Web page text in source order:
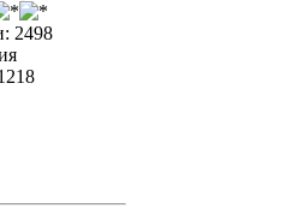
2498